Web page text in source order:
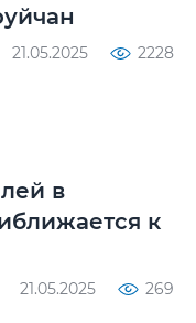
21.05.2025 2228
в
к
21.05.2025 269